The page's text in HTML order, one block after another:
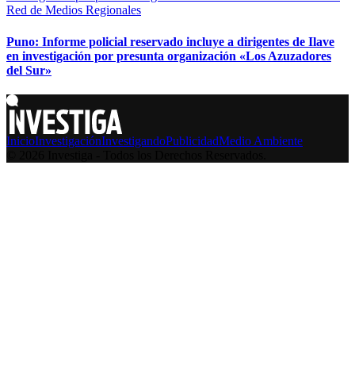
Red de Medios Regionales
Puno: Informe policial reservado incluye a dirigentes de Ilave
en investigación por presunta organización «Los Azuzadores
del Sur»
InicioInvestigaciónInvestigandoPublicidadMedio Ambiente